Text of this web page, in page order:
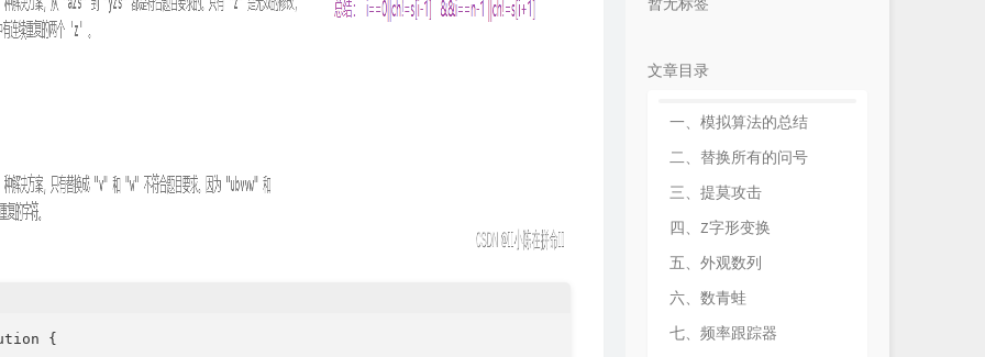
{
文章目录
一、模拟算法的总结
二、替换所有的问号
三、提莫攻击
四、Z字形变换
五、外观数列
六、数青蛙
七、频率跟踪器